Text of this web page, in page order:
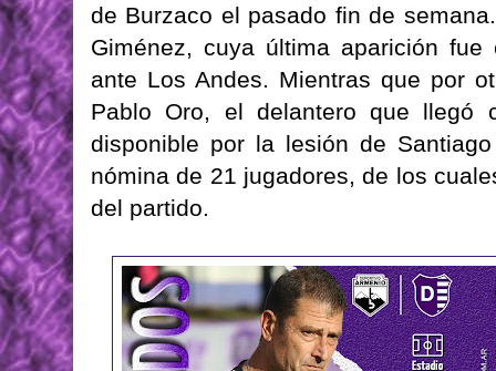
de Burzaco el pasado fin de
Giménez, cuya última aparición
ante Los Andes. Mientras que por
Pablo Oro, el delantero que llegó
disponible por la lesión de
nómina de 21 jugadores, de los
del partido.